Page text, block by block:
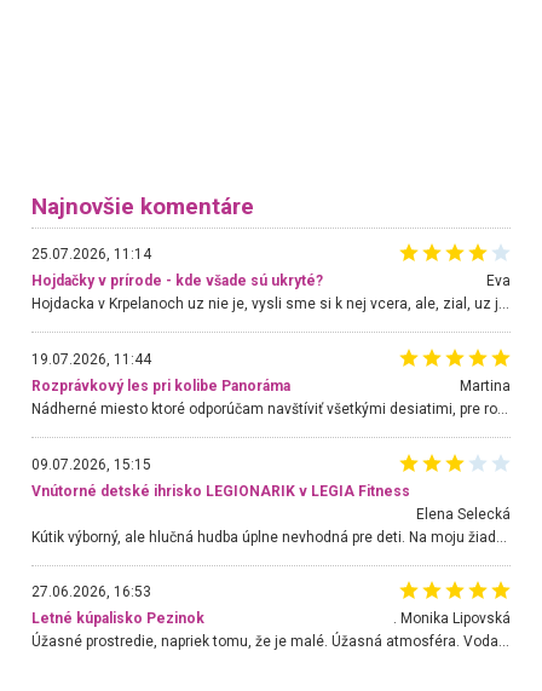
Najnovšie komentáre
25.07.2026, 11:14
Hojdačky v prírode - kde všade sú ukryté?
Eva
Hojdacka v Krpelanoch uz nie je, vysli sme si k nej vcera, ale, zial, uz je znicena. Ak sem planujete cestu len kvoli hojdacke, mozete si ju usetrit. Krasny vyhlad je tu vsak aj bez hojdacky :-)
19.07.2026, 11:44
Rozprávkový les pri kolibe Panoráma
Martina
Nádherné miesto ktoré odporúčam navštíviť všetkými desiatimi, pre rodiny s deťmi, dôchodcom... Proste a jednoducho ozaj rozprávkový les.. určite ešte prídeme. Odniesli sme si na pamiatku krásne tričká,
09.07.2026, 15:15
Vnútorné detské ihrisko LEGIONARIK v LEGIA Fitness
Elena Selecká
27.06.2026, 16:53
Letné kúpalisko Pezinok
. Monika Lipovská
Úžasné prostredie, napriek tomu, že je malé. Úžasná atmosféra. Voda fantastická a nádherná. Ľudí je pomerne veľa, ale su mili a ohľaduplní. Je veľmi zaujímavé sledovať, ako dokážu spolu športovať cudzí ľudia a bez ohľadu na vek. Vládne tu pohoda. Vnuka neviem dostať z vody. Ďakujem za krásny deň . Urcite sa sem vrátim. Jediný problém je s parkovaním, ale aj ten sa mi podarilo vyriešiť. Monika Bratislava